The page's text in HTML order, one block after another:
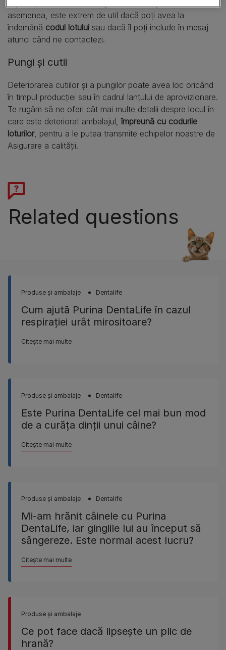
asemenea, este extrem de util dacă poţi avea la
îndemână codul lotului sau dacă îl poţi include în mesaj
atunci când ne contactezi.
Pungi şi cutii
Deteriorarea cutiilor şi a pungilor poate avea loc oricând
în timpul producţiei sau în cadrul lanţului de aprovizionare.
Te rugăm să ne oferi cât mai multe detalii despre locul în
care este deteriorat ambalajul,împreună cu codurile
loturilor, pentru a le putea transmite echipelor noastre de
Asigurare a calităţii.
Related questions
Produse şi ambalaje Dentalife
Cum ajută Purina DentaLife în cazul
respiraţiei urât mirositoare?
Citește mai multe
Produse şi ambalaje Dentalife
Este Purina DentaLife cel mai bun mod
de a curăţa dinţii unui câine?
Citește mai multe
Produse şi ambalaje Dentalife
Mi-am hrănit câinele cu Purina
DentaLife, iar gingiile lui au început să
sângereze. Este normal acest lucru?
Citește mai multe
Produse şi ambalaje
Ce pot face dacă lipseşte un plic de
hrană?